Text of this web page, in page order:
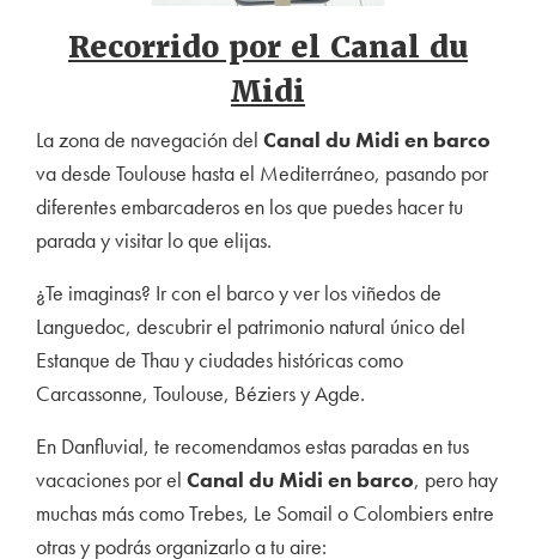
Recorrido por el Canal du
Midi
La zona de navegación del Canal du Midi en barco
va desde Toulouse hasta el Mediterráneo, pasando por
diferentes embarcaderos en los que puedes hacer tu
parada y visitar lo que elijas.
¿Te imaginas? Ir con el barco y ver los viñedos de
Languedoc, descubrir el patrimonio natural único del
Estanque de Thau y ciudades históricas como
Carcassonne, Toulouse, Béziers y Agde.
En Danfluvial, te recomendamos estas paradas en tus
vacaciones por el Canal du Midi en barco, pero hay
muchas más como Trebes, Le Somail o Colombiers entre
otras y podrás organizarlo a tu aire: